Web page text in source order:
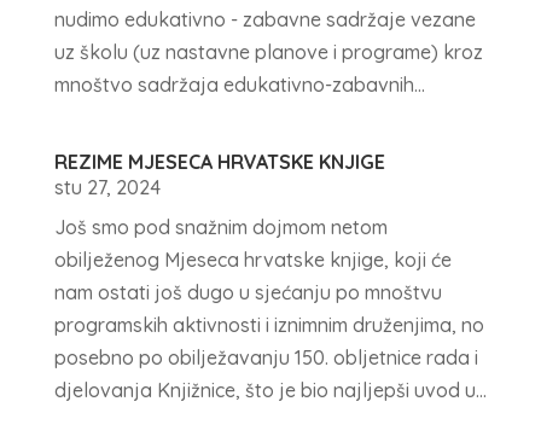
nudimo edukativno - zabavne sadržaje vezane
uz školu (uz nastavne planove i programe) kroz
mnoštvo sadržaja edukativno-zabavnih...
REZIME MJESECA HRVATSKE KNJIGE
stu 27, 2024
Još smo pod snažnim dojmom netom
obilježenog Mjeseca hrvatske knjige, koji će
nam ostati još dugo u sjećanju po mnoštvu
programskih aktivnosti i iznimnim druženjima, no
posebno po obilježavanju 150. obljetnice rada i
djelovanja Knjižnice, što je bio najljepši uvod u...